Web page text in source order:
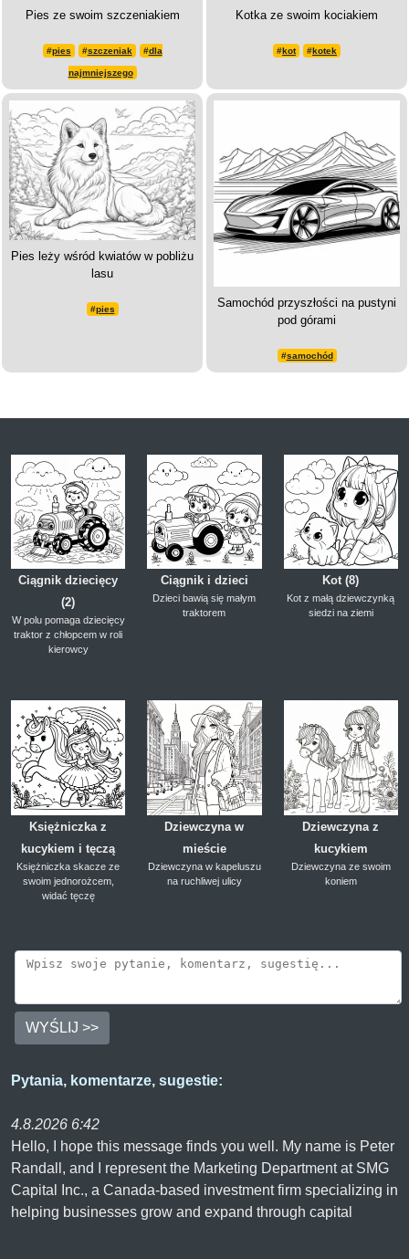
Pies ze swoim szczeniakiem
#pies #szczeniak #dla
najmniejszego
Kotka ze swoim kociakiem
#kot #kotek
Pies leży wśród kwiatów w pobliżu
lasu
#pies
Samochód przyszłości na pustyni
pod górami
#samochód
Ciągnik dziecięcy
(2)
W polu pomaga dziecięcy
traktor z chłopcem w roli
kierowcy
Ciągnik i dzieci
Dzieci bawią się małym
traktorem
Kot (8)
Kot z małą dziewczynką
siedzi na ziemi
Księżniczka z
kucykiem i tęczą
Księżniczka skacze ze
swoim jednorożcem,
widać tęczę
Dziewczyna w
mieście
Dziewczyna w kapeluszu
na ruchliwej ulicy
Dziewczyna z
kucykiem
Dziewczyna ze swoim
koniem
WYŚLIJ >>
Pytania, komentarze, sugestie:
4.8.2026 6:42
Hello, I hope this message finds you well. My name is Peter
Randall, and I represent the Marketing Department at SMG
Capital Inc., a Canada-based investment firm specializing in
helping businesses grow and expand through capital